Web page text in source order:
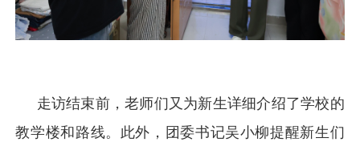
走访结束前，老师们又为新生详细介绍了学校的
教学楼和路线。此外，团委书记吴小柳提醒新生们